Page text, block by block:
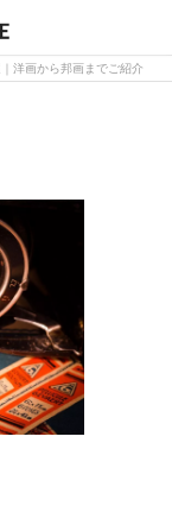
洋画から邦画までご紹介